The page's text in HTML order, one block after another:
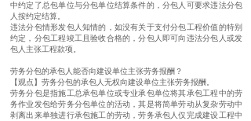
中约定了总包单位与分包单位结算条件的，分包人可要求违法分包
人按约定结算。
违法分包情形发包人知情的，如没有关于支付分包工程价值的特别
约定，分包工程竣工且验收合格的，分包人即可向违法分包人或发
包人主张工程款项。
劳务分包的承包人能否向建设单位主张劳务报酬？
【观点】劳务分包的承包人无权向建设单位主张劳务报酬。
劳务分包是指施工总承包单位或专业承包单位将其承包工程中的劳
务作业发包给劳务分包单位的活动，其是将简单劳动从复杂劳动中
剥离出来单独进行承包施工的劳动，劳务承包人仅完成建设工程中